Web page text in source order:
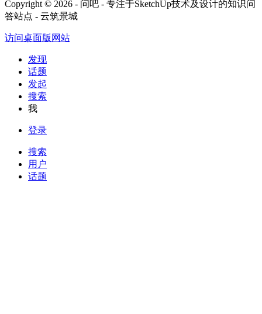
Copyright © 2026 - 问吧 - 专注于SketchUp技术及设计的知识问
答站点 - 云筑景城
访问桌面版网站
发现
话题
发起
搜索
我
登录
搜索
用户
话题